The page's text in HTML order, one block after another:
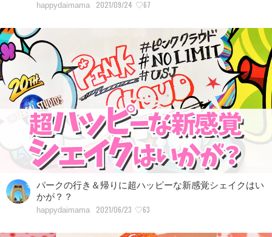
happydaimama 2021/09/24 ♡67
パークの行き＆帰りに超ハッピーな新感覚シェイクはい
かが？？
happydaimama 2021/06/23 ♡63